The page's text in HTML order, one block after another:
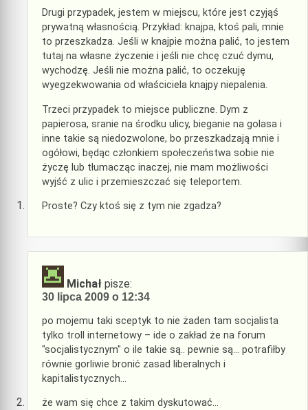
Drugi przypadek, jestem w miejscu, które jest czyjąś
prywatną własnością. Przykład: knajpa, ktoś pali, mnie
to przeszkadza. Jeśli w knajpie można palić, to jestem
tutaj na własne życzenie i jeśli nie chcę czuć dymu,
wychodzę. Jeśli nie można palić, to oczekuję
wyegzekwowania od właściciela knajpy niepalenia.
Trzeci przypadek to miejsce publiczne. Dym z
papierosa, sranie na środku ulicy, bieganie na golasa i
inne takie są niedozwolone, bo przeszkadzają mnie i
ogółowi, będąc członkiem społeczeństwa sobie nie
życzę lub tłumacząc inaczej, nie mam możliwości
wyjść z ulic i przemieszczać się teleportem.
Proste? Czy ktoś się z tym nie zgadza?
Michał pisze:
30 lipca 2009 o 12:34
po mojemu taki sceptyk to nie żaden tam socjalista
tylko troll internetowy – ide o zakład że na forum
"socjalistycznym" o ile takie są.. pewnie są… potrafiłby
równie gorliwie bronić zasad liberalnych i
kapitalistycznych…
że wam się chce z takim dyskutować…